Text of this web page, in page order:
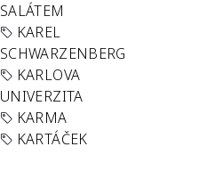
SALÁTEM
KAREL
SCHWARZENBERG
KARLOVA
UNIVERZITA
KARMA
KARTÁČEK